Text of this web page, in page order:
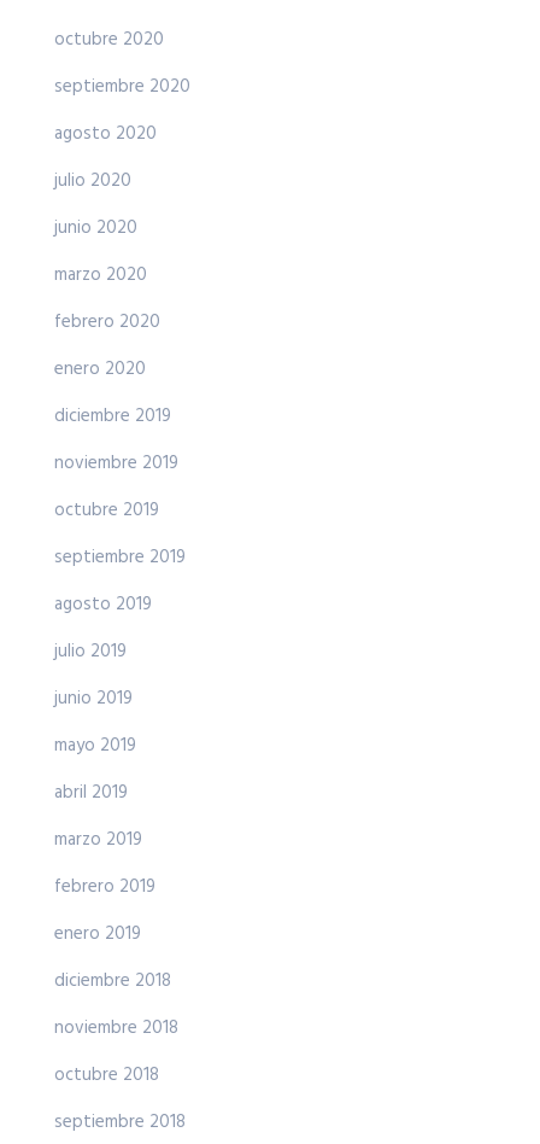
octubre 2020
septiembre 2020
agosto 2020
julio 2020
junio 2020
marzo 2020
febrero 2020
enero 2020
diciembre 2019
noviembre 2019
octubre 2019
septiembre 2019
agosto 2019
julio 2019
junio 2019
mayo 2019
abril 2019
marzo 2019
febrero 2019
enero 2019
diciembre 2018
noviembre 2018
octubre 2018
septiembre 2018